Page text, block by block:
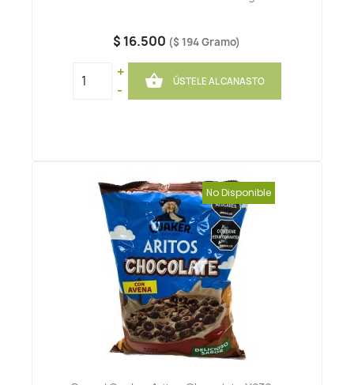
$ 16.500 ($ 194 Gramo)
+
-
 ÚSTELE AL CANASTO
No Disponible